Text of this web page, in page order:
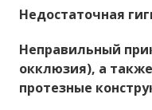
Недостаточная
Неправильный
окклюзия), а
протезные